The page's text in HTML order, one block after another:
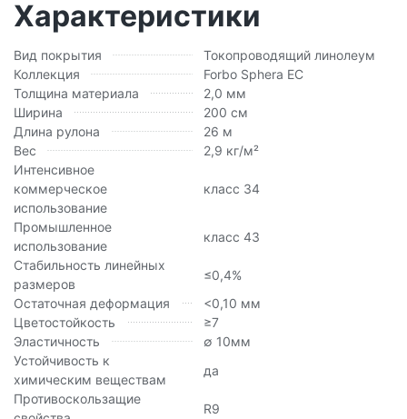
Характеристики
Вид покрытия
Токопроводящий линолеум
Коллекция
Forbo Sphera EC
Толщина материала
2,0 мм
Ширина
200 см
Длина рулона
26 м
Вес
2,9 кг/м²
Интенсивное
коммерческое
использование
класс 34
Промышленное
использование
класс 43
Стабильность линейных
размеров
≤0,4%
Остаточная деформация
<0,10 мм
Цветостойкость
≥7
Эластичность
∅ 10мм
Устойчивость к
химическим веществам
да
Противоскользащие
R9